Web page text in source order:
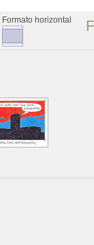
Formato horizontal